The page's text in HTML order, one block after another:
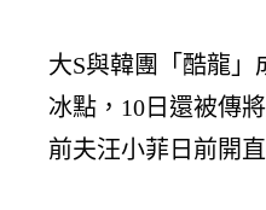
大S與韓團「酷龍
冰點，10日還被傳
前夫汪小菲日前開